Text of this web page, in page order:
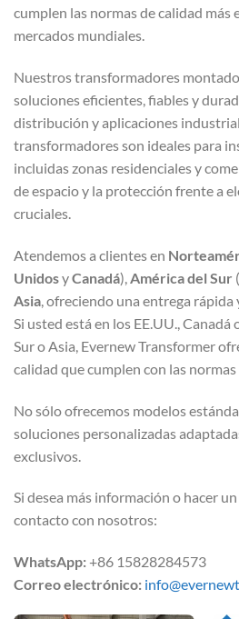
cumplen las normas de calidad más
mercados mundiales.
Nuestros transformadores
soluciones eficientes, fiables y
distribución y aplicaciones
transformadores son ideales para
incluidas zonas residenciales y
de espacio y la protección frente a
cruciales.
Atendemos a clientes en
UnidosyCanadá),América del Sur
Asia, ofreciendo una entrega
Si usted está en los EE.UU., Canadá
Sur o Asia, Evernew Transformer
calidad que cumplen con las
No sólo ofrecemos modelos
soluciones personalizadas
exclusivos.
Si desea más información o hacer
contacto con nosotros:
WhatsApp:+86 15828284573
Correo electrónico: